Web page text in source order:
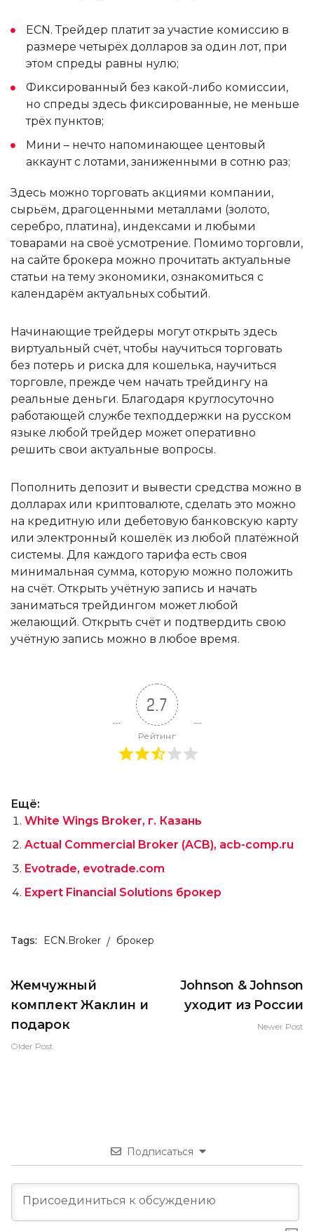
ECN. Трейдер платит за участие комиссию в
размере четырёх долларов за один лот, при
этом спреды равны нулю;
Фиксированный без какой-либо комиссии,
но спреды здесь фиксированные, не меньше
трёх пунктов;
Мини – нечто напоминающее центовый
аккаунт с лотами, заниженными в сотню раз;
Здесь можно торговать акциями компании,
сырьём, драгоценными металлами (золото,
серебро, платина), индексами и любыми
товарами на своё усмотрение. Помимо торговли,
на сайте брокера можно прочитать актуальные
статьи на тему экономики, ознакомиться с
календарём актуальных событий.
Начинающие трейдеры могут открыть здесь
виртуальный счёт, чтобы научиться торговать
без потерь и риска для кошелька, научиться
торговле, прежде чем начать трейдингу на
реальные деньги. Благодаря круглосуточно
работающей службе техподдержки на русском
языке любой трейдер может оперативно
решить свои актуальные вопросы.
Пополнить депозит и вывести средства можно в
долларах или криптовалюте, сделать это можно
на кредитную или дебетовую банковскую карту
или электронный кошелёк из любой платёжной
системы. Для каждого тарифа есть своя
минимальная сумма, которую можно положить
на счёт. Открыть учётную запись и начать
заниматься трейдингом может любой
желающий. Открыть счёт и подтвердить свою
учётную запись можно в любое время.
2.7
Рейтинг
Ещё:
White Wings Broker, г. Казань
Actual Commercial Broker (ACB), acb-comp.ru
Evotrade, evotrade.com
Expert Financial Solutions брокер
Tags: ECN.Broker брокер
Жемчужный
комплект Жаклин и
подарок
Older Post
Johnson & Johnson
уходит из России
Newer Post
Подписаться